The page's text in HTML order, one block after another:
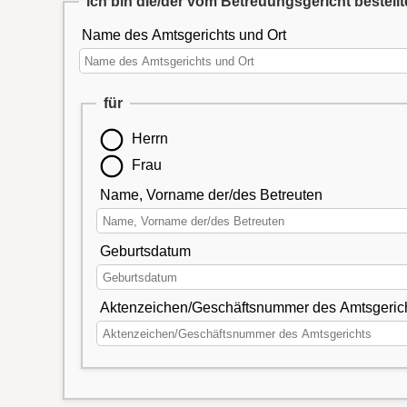
Name des Amtsgerichts und Ort
für
Herrn
Frau
Name, Vorname der/des Betreuten
Geburtsdatum
Aktenzeichen/Geschäftsnummer des